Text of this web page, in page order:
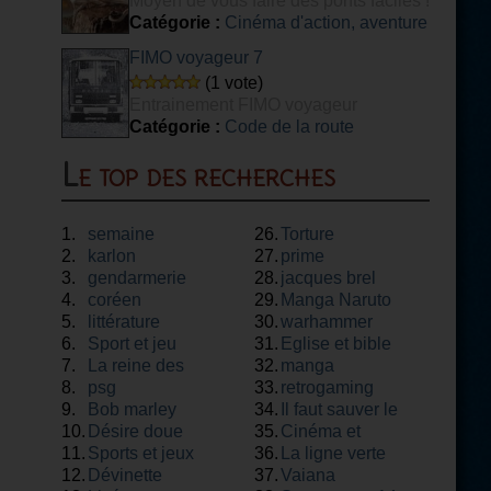
Catégorie : Cinéma d'action, aventure
FIMO voyageur 7
(1 vote)
Catégorie : Code de la route
Le top des recherches
1.
semaine
2.
karlon
3.
gendarmerie
4.
coréen
5.
littérature
6.
Sport et jeu
7.
La reine des
neiges
8.
psg
9.
Bob marley
10. Désire doue
11. Sports et jeux
12. Dévinette
26.Torture
27. prime
28. jacques brel
29. Manga Naruto
30.warhammer
31. Eglise et bible
32. manga
33. retrogaming
34.
Il faut sauver le
soldat rayan
35. Cinéma et
théâtre
36.
La ligne verte
37.Vaiana